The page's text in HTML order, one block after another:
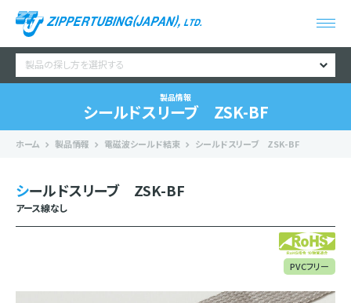
製品の探し方を選択する
製品情報
シールドスリーブ ZSK-BF
ホーム 製品情報 電磁波シールド結束 シールドスリーブ ZSK-BF
シールドスリーブ ZSK-BF
アース線なし
PVCフリー